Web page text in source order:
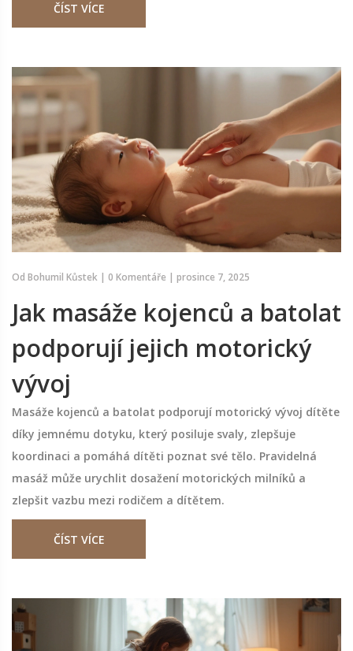
ČÍST VÍCE
Od Bohumil Kůstek | 0 Komentáře | prosince 7, 2025
Jak masáže kojenců a batolat
podporují jejich motorický
vývoj
Masáže kojenců a batolat podporují motorický vývoj dítěte
díky jemnému dotyku, který posiluje svaly, zlepšuje
koordinaci a pomáhá dítěti poznat své tělo. Pravidelná
masáž může urychlit dosažení motorických milníků a
zlepšit vazbu mezi rodičem a dítětem.
ČÍST VÍCE